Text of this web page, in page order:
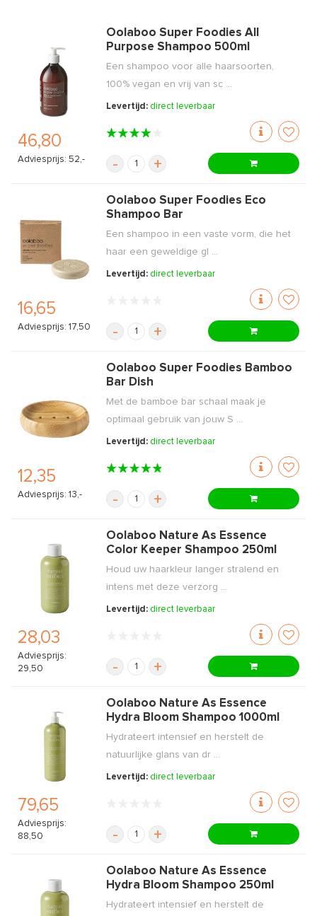
46,80
Adviesprijs: 52,-
Oolaboo Super Foodies All
Purpose Shampoo 500ml
Een shampoo voor alle haarsoorten,
100% vegan en vrij van sc ...
Levertijd: direct leverbaar
- +
16,65
Adviesprijs: 17,50
Oolaboo Super Foodies Eco
Shampoo Bar
Een shampoo in een vaste vorm, die het
haar een geweldige gl ...
Levertijd: direct leverbaar
- +
12,35
Adviesprijs: 13,-
Oolaboo Super Foodies Bamboo
Bar Dish
Met de bamboe bar schaal maak je
optimaal gebruik van jouw S ...
Levertijd: direct leverbaar
- +
28,03
Adviesprijs:
29,50
Oolaboo Nature As Essence
Color Keeper Shampoo 250ml
Houd uw haarkleur langer stralend en
intens met deze verzorg ...
Levertijd: direct leverbaar
- +
79,65
Adviesprijs:
88,50
Oolaboo Nature As Essence
Hydra Bloom Shampoo 1000ml
Hydrateert intensief en herstelt de
natuurlijke glans van dr ...
Levertijd: direct leverbaar
- +
Oolaboo Nature As Essence
Hydra Bloom Shampoo 250ml
Hydrateert intensief en herstelt de